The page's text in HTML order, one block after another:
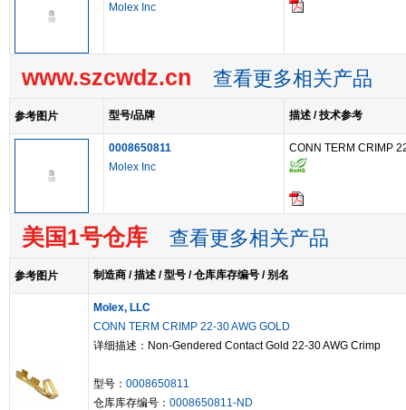
Molex Inc
www.szcwdz.cn 查看更多相关产品
参考图片 型号/品牌 描述 / 技术参考
0008650811
Molex Inc
CONN TERM CRIMP
美国1号仓库 查看更多相关产品
参考图片 制造商 / 描述 / 型号 / 仓库库存编号 / 别名
Molex, LLC
CONN TERM CRIMP 22-30 AWG GOLD
详细描述：Non-Gendered Contact Gold 22-30 AWG Crimp
型号： 0008650811
仓库库存编号： 0008650811-ND